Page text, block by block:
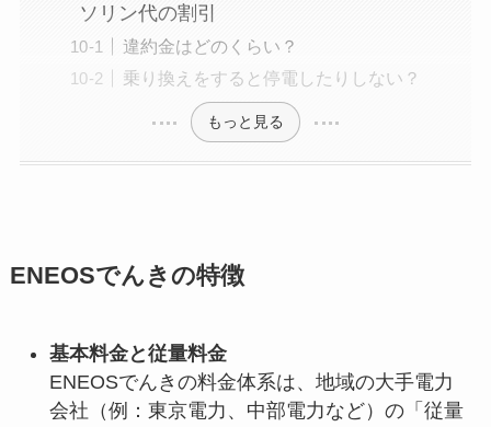
ソリン代の割引
違約金はどのくらい？
乗り換えをすると停電したりしない？
もっと見る
ENEOSでんきの特徴
基本料金と従量料金
ENEOSでんきの料金体系は、地域の大手電力
会社（例：東京電力、中部電力など）の「従量